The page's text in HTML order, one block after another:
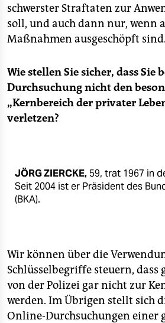
schwerster Straftaten zur
soll, und auch dann nur, wenn
Maßnahmen ausgeschöpft sind.
Wie stellen Sie sicher, dass Sie
Durchsuchung nicht den
„Kernbereich der privater
verletzen?
JÖRG ZIERCKE, 59, trat 1967 in
Seit 2004 ist er Präsident des
(BKA).
Wir können über die
Schlüsselbegriffe steuern, dass
von der Polizei gar nicht zur
werden. Im Übrigen stellt sich
Online-Durchsuchungen einer